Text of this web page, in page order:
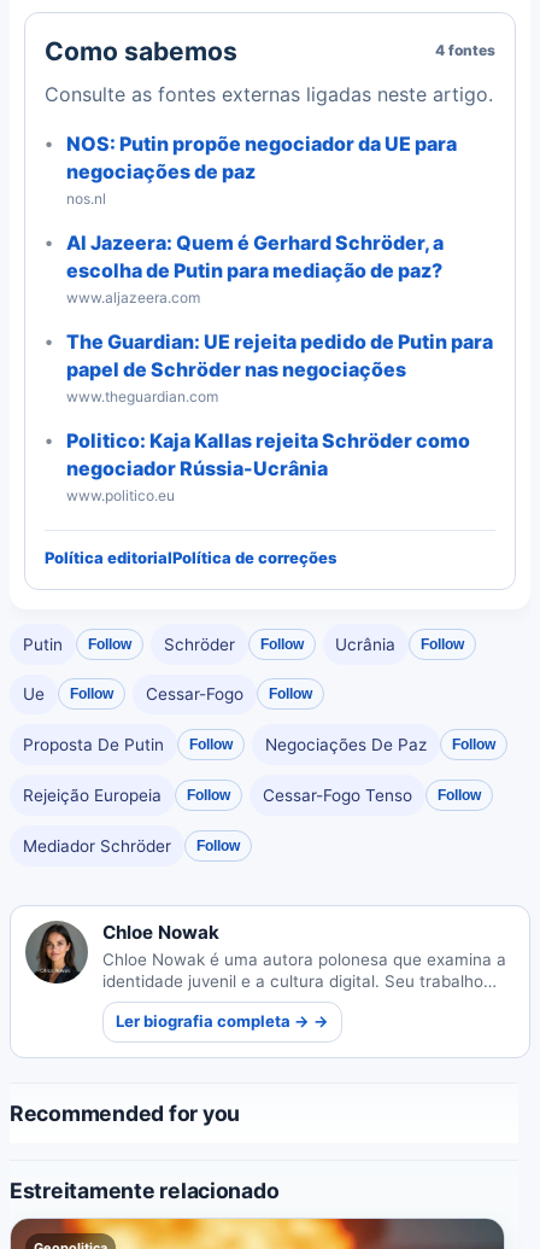
Como sabemos 4 fontes
Consulte as fontes externas ligadas neste artigo.
NOS: Putin propõe negociador da UE para
negociações de paz
nos.nl
Al Jazeera: Quem é Gerhard Schröder, a
escolha de Putin para mediação de paz?
www.aljazeera.com
The Guardian: UE rejeita pedido de Putin para
papel de Schröder nas negociações
www.theguardian.com
Politico: Kaja Kallas rejeita Schröder como
negociador Rússia-Ucrânia
www.politico.eu
Política editorialPolítica de correções
Putin Follow Schröder Follow Ucrânia Follow
Ue Follow Cessar-Fogo Follow
Proposta De Putin Follow Negociações De Paz Follow
Rejeição Europeia Follow Cessar-Fogo Tenso Follow
Mediador Schröder Follow
Chloe Nowak
Chloe Nowak é uma autora polonesa que examina a
identidade juvenil e a cultura digital. Seu trabalho
captura como a tecnologia molda a adolescência
moderna.
Ler biografia completa → →
Recommended for you
Estreitamente relacionado